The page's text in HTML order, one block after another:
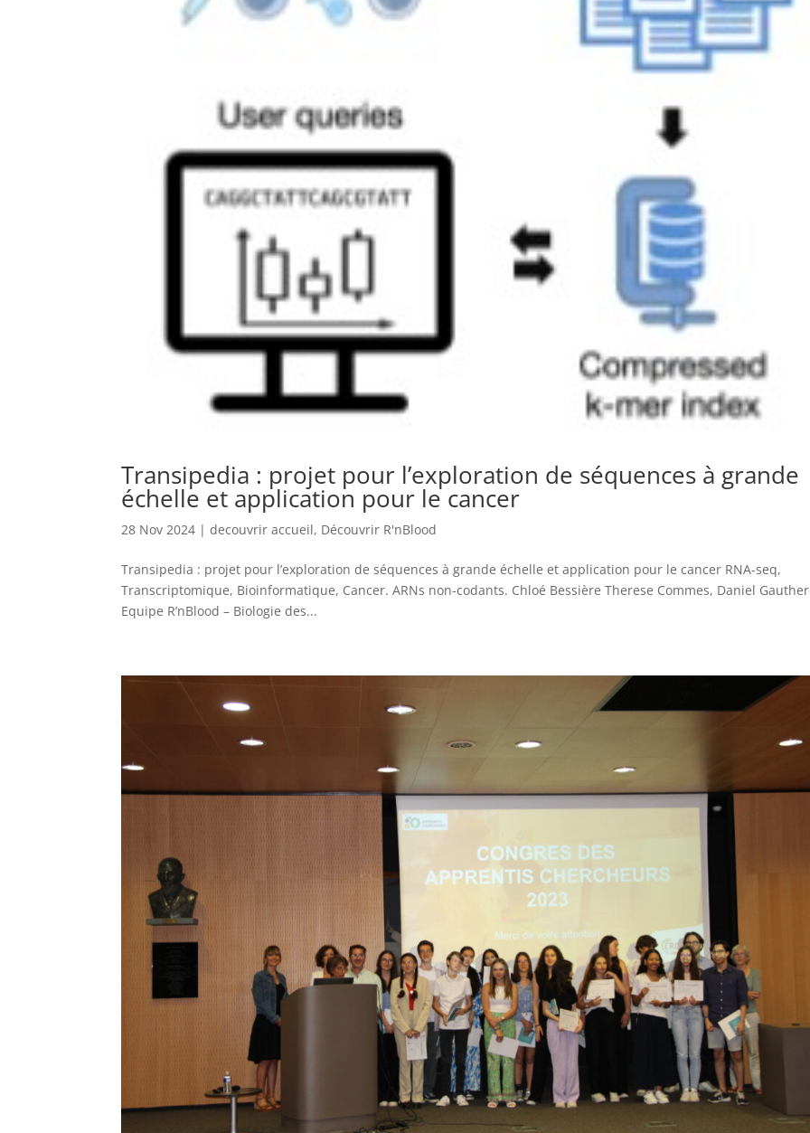
Transipedia : projet pour l’exploration de séquences à grande
échelle et application pour le cancer
28 Nov 2024 |decouvrir accueil, Découvrir R'nBlood
Transipedia : projet pour l’exploration de séquences à grande échelle et application pour le cancer RNA-seq,
Transcriptomique, Bioinformatique, Cancer. ARNs non-codants. Chloé Bessière Therese Commes, Daniel
Equipe R’nBlood – Biologie des...